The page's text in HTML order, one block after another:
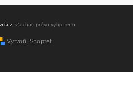
, všechna práva vyhrazena
Vytvořil Shoptet